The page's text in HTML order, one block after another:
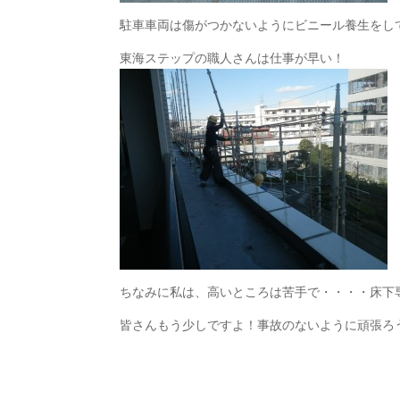
駐車車両は傷がつかないようにビニール養生をし
東海ステップの職人さんは仕事が早い！
ちなみに私は、高いところは苦手で・・・・床下
皆さんもう少しですよ！事故のないように頑張ろ